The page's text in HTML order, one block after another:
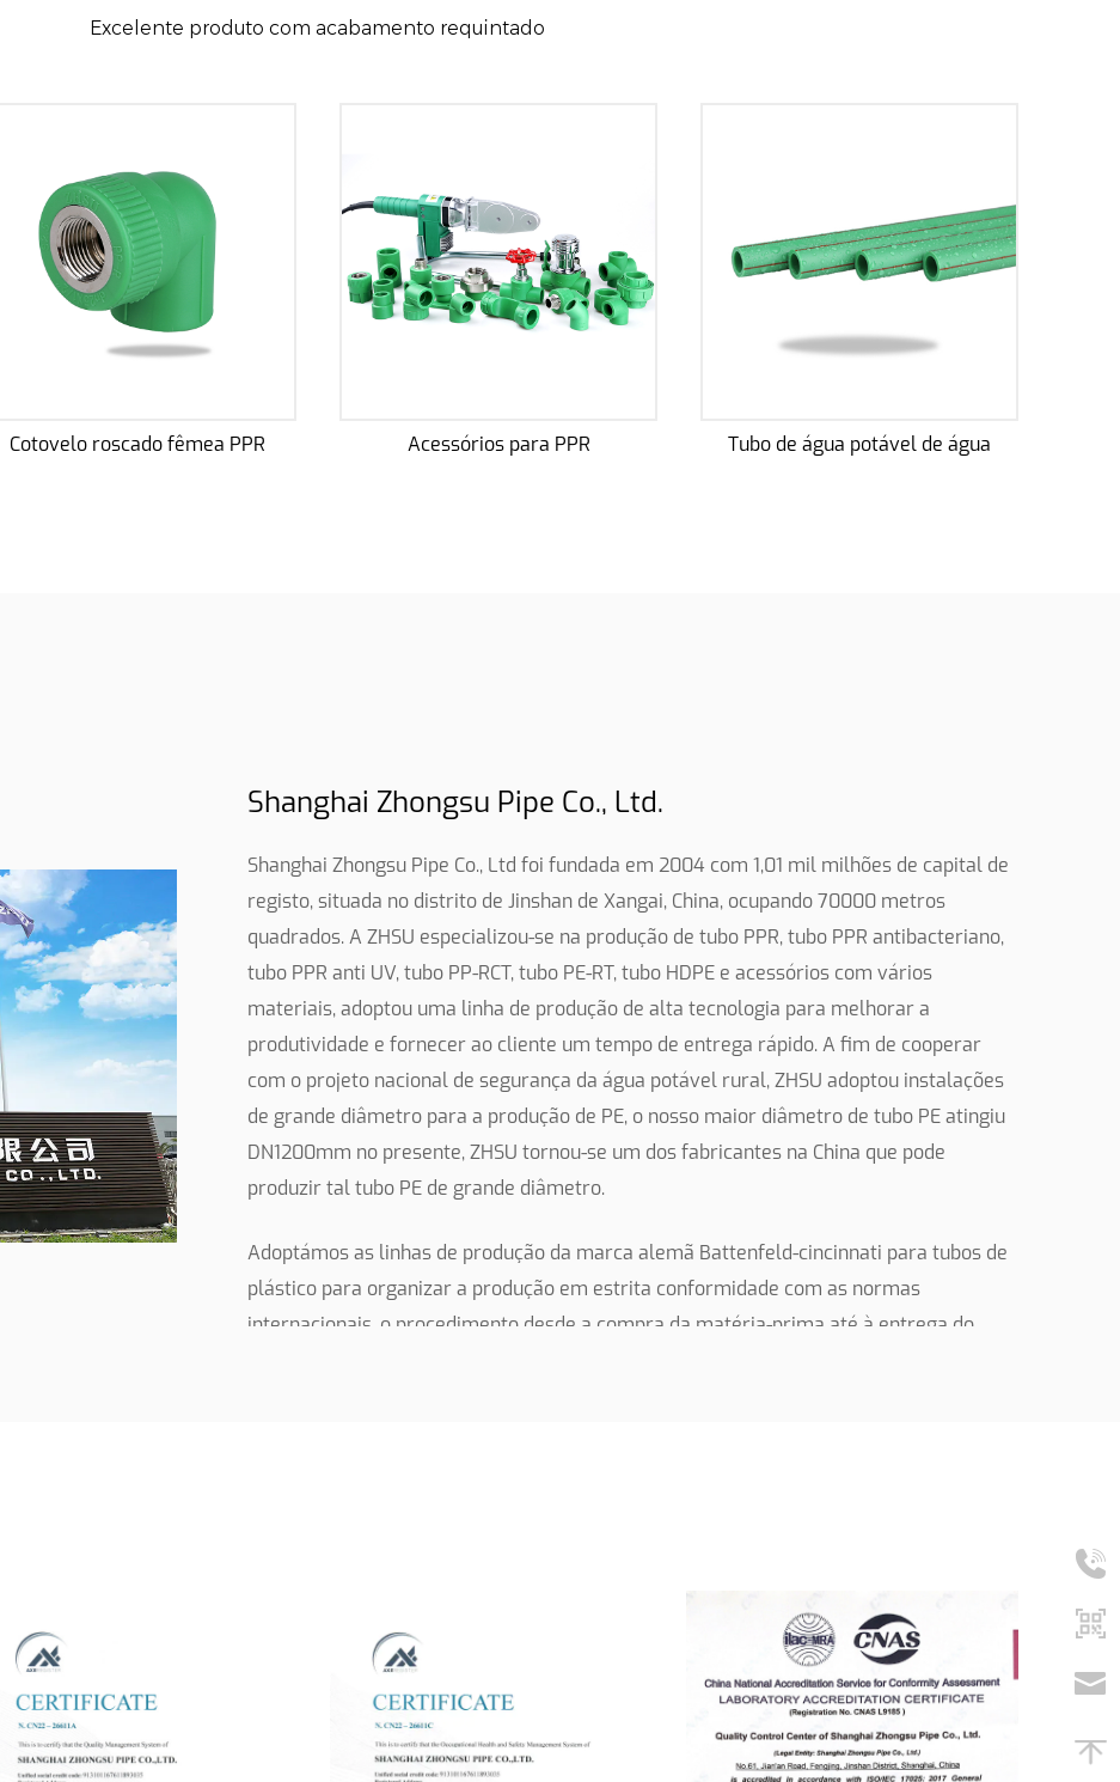
Excelente produto com acabamento requintado
Acessórios para PPR Tubo de água potável de água Tubo antibacteriano de PPR
Shanghai Zhongsu Pipe Co., Ltd.
Shanghai Zhongsu Pipe Co., Ltd foi fundada em 2004 com 1,01 mil milhões de capital de
registo, situada no distrito de Jinshan de Xangai, China, ocupando 70000 metros
quadrados. A ZHSU especializou-se na produção de tubo PPR, tubo PPR antibacteriano,
tubo PPR anti UV, tubo PP-RCT, tubo PE-RT, tubo HDPE e acessórios com vários
materiais, adoptou uma linha de produção de alta tecnologia para melhorar a
produtividade e fornecer ao cliente um tempo de entrega rápido. A fim de cooperar
com o projeto nacional de segurança da água potável rural, ZHSU adoptou instalações
de grande diâmetro para a produção de PE, o nosso maior diâmetro de tubo PE atingiu
DN1200mm no presente, ZHSU tornou-se um dos fabricantes na China que pode
produzir tal tubo PE de grande diâmetro.
Adoptámos as linhas de produção da marca alemã Battenfeld-cincinnati para tubos de
plástico para organizar a produção em estrita conformidade com as normas
internacionais, o procedimento desde a compra da matéria-prima até à entrega do